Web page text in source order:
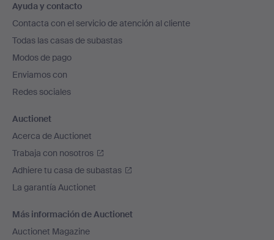
en
el
pie
de
página
Ayuda y contacto
Contacta con el servicio de atención al cliente
Todas las casas de subastas
Modos de pago
Enviamos con
Redes sociales
Auctionet
Acerca de Auctionet
Trabaja con nosotros
Adhiere tu casa de subastas
La garantía Auctionet
Más información de Auctionet
Auctionet Magazine